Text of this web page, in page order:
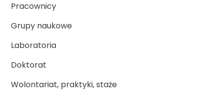
Pracownicy
Grupy naukowe
Laboratoria
Doktorat
Wolontariat, praktyki, staże